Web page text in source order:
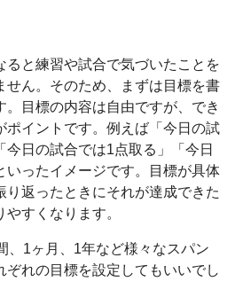
ると練習や試合で気づいたことを
せん。そのため、まずは目標を書
。目標の内容は自由ですが、でき
ポイントです。例えば「今日の試
日の試合では1点取る」「今日
いったイメージです。目標が具体
り返ったときにそれが達成できた
すくなります。
、1ヶ月、1年など様々なスパン
ぞれの目標を設定してもいいでし